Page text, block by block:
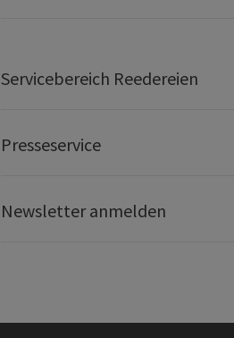
Servicebereich Reedereien
Presseservice
Newsletter anmelden